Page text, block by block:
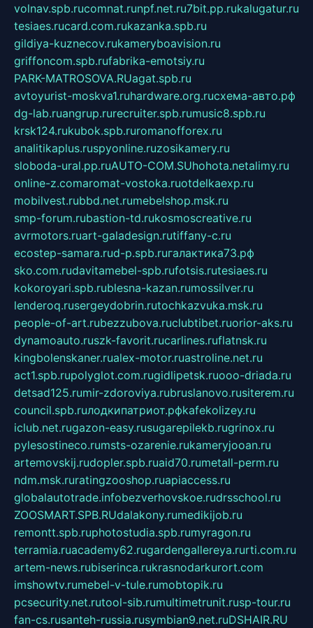
volnav.spb.rucomnat.runpf.net.ru7bit.pp.rukalugatur.ru
tesiaes.rucard.com.rukazanka.spb.ru
gildiya-kuznecov.rukameryboavision.ru
griffoncom.spb.rufabrika-emotsiy.ru
PARK-MATROSOVA.RUagat.spb.ru
avtoyurist-moskva1.ruhardware.org.ruсхема-авто.рф
dg-lab.ruangrup.rurecruiter.spb.rumusic8.spb.ru
krsk124.rukubok.spb.ruromanofforex.ru
analitikaplus.ruspyonline.ruzosikamery.ru
sloboda-ural.pp.ruAUTO-COM.SUhohota.netalimy.ru
online-z.comaromat-vostoka.ruotdelkaexp.ru
mobilvest.rubbd.net.rumebelshop.msk.ru
smp-forum.rubastion-td.rukosmoscreative.ru
avrmotors.ruart-galadesign.rutiffany-c.ru
ecostep-samara.rud-p.spb.ruгалактика73.рф
sko.com.rudavitamebel-spb.rufotsis.rutesiaes.ru
kokoroyari.spb.rublesna-kazan.rumossilver.ru
lenderoq.rusergeydobrin.rutochkazvuka.msk.ru
people-of-art.rubezzubova.ruclubtibet.ruorior-aks.ru
dynamoauto.ruszk-favorit.rucarlines.ruflatnsk.ru
kingbolenskaner.rualex-motor.ruastroline.net.ru
act1.spb.rupolyglot.com.rugidlipetsk.ruooo-driada.ru
detsad125.rumir-zdoroviya.rubruslanovo.rusiterem.ru
council.spb.ruлодкипатриот.рфkafekolizey.ru
iclub.net.rugazon-easy.rusugarepilekb.rugrinox.ru
pylesostineco.rumsts-ozarenie.rukameryjooan.ru
artemovskij.rudopler.spb.ruaid70.rumetall-perm.ru
ndm.msk.ruratingzooshop.ruapiaccess.ru
globalautotrade.infobezverhovskoe.rudrsschool.ru
ZOOSMART.SPB.RUdalakony.rumedikijob.ru
remontt.spb.ruphotostudia.spb.rumyragon.ru
terramia.ruacademy62.rugardengallereya.rurti.com.ru
artem-news.rubiserinca.rukrasnodarkurort.com
imshowtv.rumebel-v-tule.rumobtopik.ru
pcsecurity.net.rutool-sib.rumultimetrunit.rusp-tour.ru
fan-cs.rusanteh-russia.rusymbian9.net.ruDSHAIR.RU